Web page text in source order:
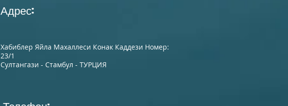
Адрес:
Хабиблер Яйла Махаллеси Конак Каддези Номер:
23/1
Султангази - Стамбул - ТУРЦИЯ